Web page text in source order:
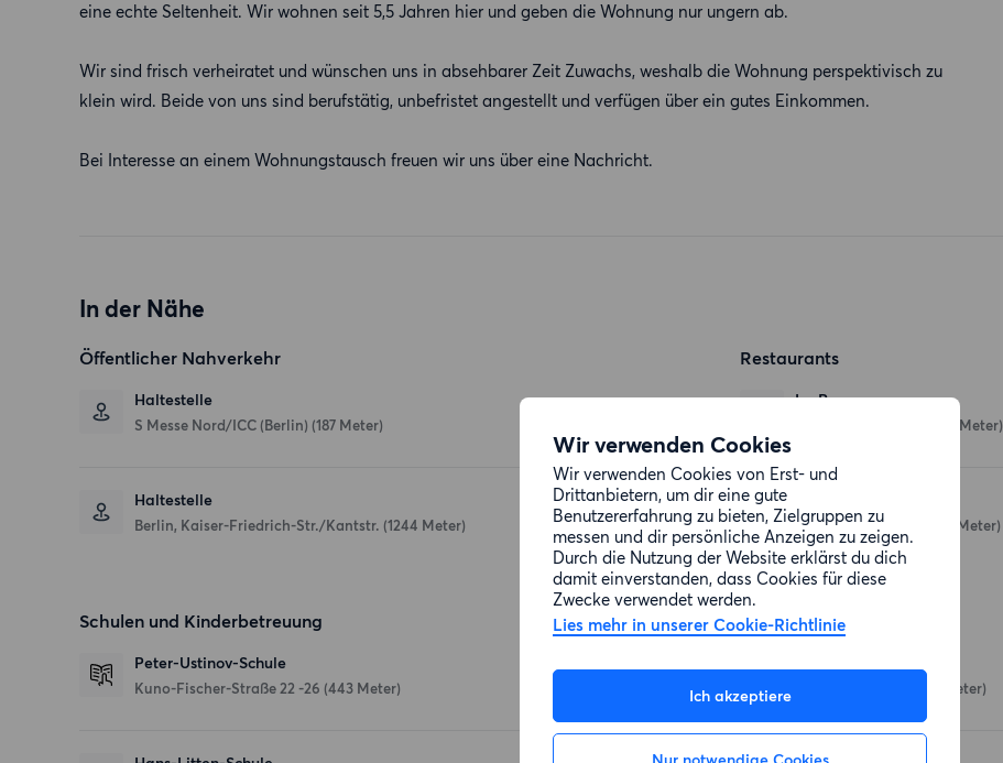
Wir verwenden Cookies
Wir verwenden Cookies von Erst- und
Drittanbietern, um dir eine gute
Benutzererfahrung zu bieten, Zielgruppen zu
messen und dir persönliche Anzeigen zu zeigen.
Durch die Nutzung der Website erklärst du dich
damit einverstanden, dass Cookies für diese
Zwecke verwendet werden.
Lies mehr in unserer Cookie-Richtlinie
Ich akzeptiere
eine echte Seltenheit. Wir wohnen seit 5,5 Jahren hier und geben die Wohnung nur ungern ab.
Wir sind frisch verheiratet und wünschen uns in absehbarer Zeit Zuwachs, weshalb die Wohnung perspektivisch zu
klein wird. Beide von uns sind berufstätig, unbefristet angestellt und verfügen über ein gutes Einkommen.
Bei Interesse an einem Wohnungstausch freuen wir uns über eine Nachricht.
In der Nähe
Öffentlicher Nahverkehr
Haltestelle
S Messe Nord/ICC (Berlin) (187 Meter)
Haltestelle
Berlin, Kaiser-Friedrich-Str./Kantstr. (1244 Meter)
Restaurants
La Rose
(128 Meter)
Neue Kantstraße 17 (132 Meter)
Schulen und Kinderbetreuung
Peter-Ustinov-Schule
Kuno-Fischer-Straße 22 -26 (443 Meter)
Einkaufsmöglichkeiten
(120 Meter)